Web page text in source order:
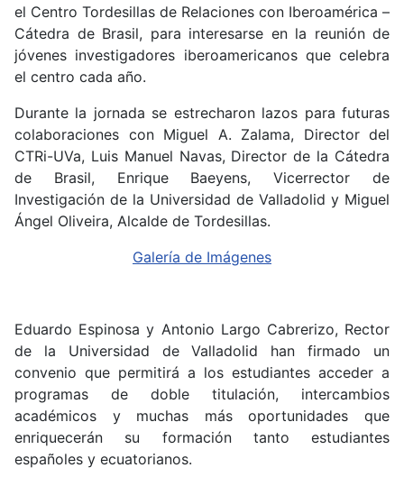
el Centro Tordesillas de Relaciones con Iberoamérica –
Cátedra de Brasil, para interesarse en la reunión de
jóvenes investigadores iberoamericanos que celebra
el centro cada año.
Durante la jornada se estrecharon lazos para futuras
colaboraciones con Miguel A. Zalama, Director del
CTRi-UVa, Luis Manuel Navas, Director de la Cátedra
de Brasil, Enrique Baeyens, Vicerrector de
Investigación de la Universidad de Valladolid y Miguel
Ángel Oliveira, Alcalde de Tordesillas.
Galería de Imágenes
Eduardo Espinosa y Antonio Largo Cabrerizo, Rector
de la Universidad de Valladolid han firmado un
convenio que permitirá a los estudiantes acceder a
programas de doble titulación, intercambios
académicos y muchas más oportunidades que
enriquecerán su formación tanto estudiantes
españoles y ecuatorianos.